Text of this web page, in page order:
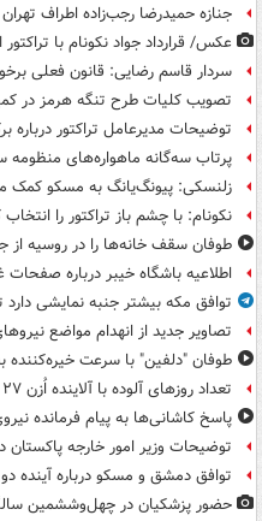
جنازه حمیدرضا رجب‌زاده اطراف
عکس/ قرارداد جواد نکونام با
سردار قاسم رضایی: قانون فعلی
تصویب کلیات طرح تنگه هرمز در
توضیحات مدیرعامل تراکتور درباره
پرتاب سه‌گانه ماهواره‌های منظومه
زلنسکی: پیونگ‌یانگ به مسکو کمک
نکونام: با چشم باز تراکتور را
طوفان سقف خانه‌ها را در روسیه از
اطلاعیه باشگاه خیبر درباره
توافق مکه بیشتر جنبه نمایشی دارد
تصاویر جدید از انهدام مواضع
طوفان "دلفین" با سرعت خیره‌کننده
تعداد روزهای آلوده با آلاینده اُزن ۲۷ روز کاهش یافت
پاسخ کاشانی‌ها به پیام فرمانده
توضیحات وزیر امور خارجه پاکستان
توافق دمشق و مسکو درباره آینده دو
حضور پزشکیان در چهل‌وششمین